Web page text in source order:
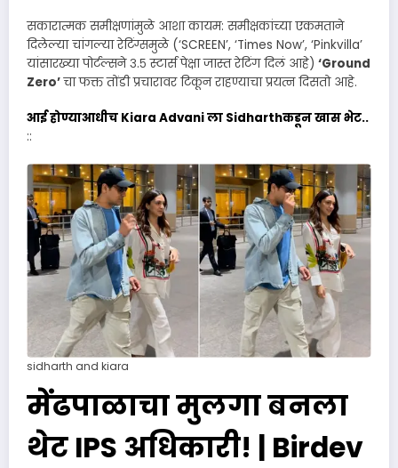
सकारात्मक समीक्षणांमुळे आशा कायम: समीक्षकांच्या एकमताने
दिलेल्या चांगल्या रेटिंग्समुळे (‘SCREEN’, ‘Times Now’, ‘Pinkvilla’
यांसारख्या पोर्टल्सने ३.५ स्टार्स पेक्षा जास्त रेटिंग दिलं आहे) ‘Ground
Zero’चा फक्त तोंडी प्रचारावर टिकून राहण्याचा प्रयत्न दिसतो आहे.
आई होण्याआधीच Kiara Advani ला Sidharthकडून खास भेट..
::
sidharth and kiara
मेंढपाळाचा मुलगा बनला
थेट IPS अधिकारी! | Birdev